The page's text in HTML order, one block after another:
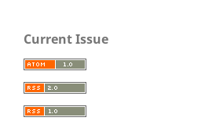
Current Issue